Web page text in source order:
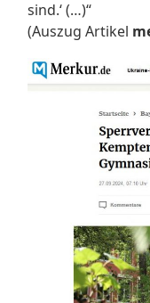
sind.‘ (…)“
(Auszug Artikel